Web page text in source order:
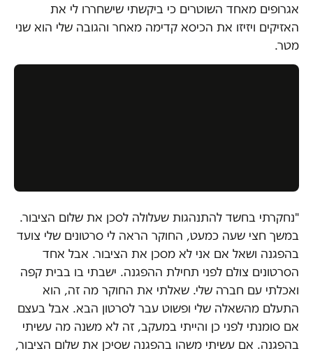
אגרופים מאחד השוטרים כי ביקשתי שישחררו לי את
האזיקים ויזיזו את הכיסא קדימה מאחר והגובה שלי הוא שני
מטר.
"נחקרתי בחשד להתנהגות שעלולה לסכן את שלום הציבור.
במשך חצי שעה כמעט, החוקר הראה לי סרטונים שלי צועד
בהפגנה ושאל אם אני לא מסכן את הציבור. אבל אחד
הסרטונים צולם לפני תחילת ההפגנה. ישבתי בו בבית קפה
ואכלתי עם חברה שלי. שאלתי את החוקר מה זה, הוא
התעלם מהשאלה שלי ופשוט עבר לסרטון הבא. אבל בעצם
אם סומנתי לפני כן והייתי במעקב, זה לא משנה מה עשיתי
בהפגנה. אם עשיתי משהו בהפגנה שסיכן את שלום הציבור,